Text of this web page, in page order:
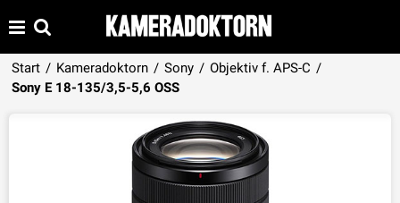
Start / Kameradoktorn / Sony / Objektiv f. APS-C /
Sony E 18-135/3,5-5,6 OSSProdukten har lagts i din varukorg
VISA VARUKORGEN TILL KASSAN